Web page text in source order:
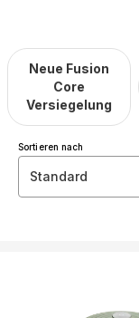
Neue Fusion
Core
Versiegelung
Sortieren nach
Standard